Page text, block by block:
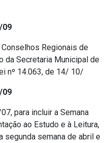
09
Regionais de
da Secretaria Municipal de
nº 14.063, de 14/ 10/
09
para incluir a Semana
ao Estudo e à Leitura,
segunda semana de abril e